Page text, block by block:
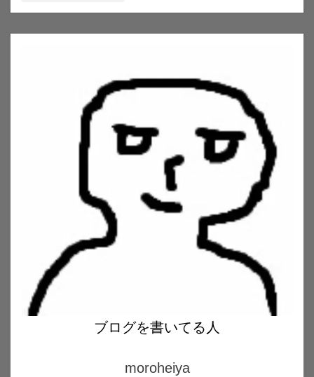
ブログを書いてる人
moroheiya